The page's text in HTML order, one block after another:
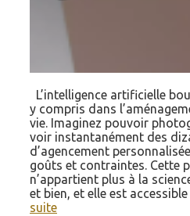
L’intelligence artificielle
y compris dans
vie. Imaginez pouvoir
voir instantanément des
d’agencement
goûts et contraintes. Cette
n’appartient plus à la
et bien, et elle est
suite